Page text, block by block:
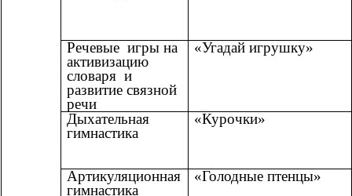
Речевые игры на
активизацию
словаря и
развитие связной
речи
«Угадай игрушку»
Дыхательная
гимнастика
«Курочки»
Артикуляционная
гимнастика
«Голодные птенцы»